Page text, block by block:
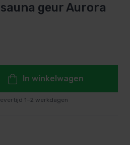
geur Aurora
In winkelwagen
1–2 werkdagen